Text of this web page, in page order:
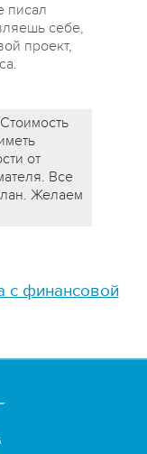
писал
себе,
проект,
от
Все
Желаем
с финансовой